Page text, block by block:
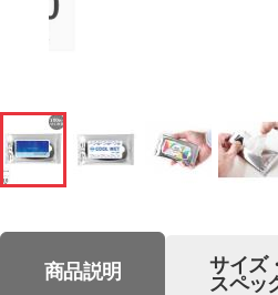
商品説明 サイズ
スペッ